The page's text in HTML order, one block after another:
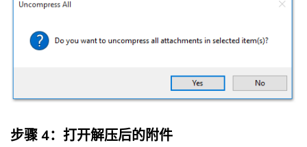
步骤 4：打开解压后的附件